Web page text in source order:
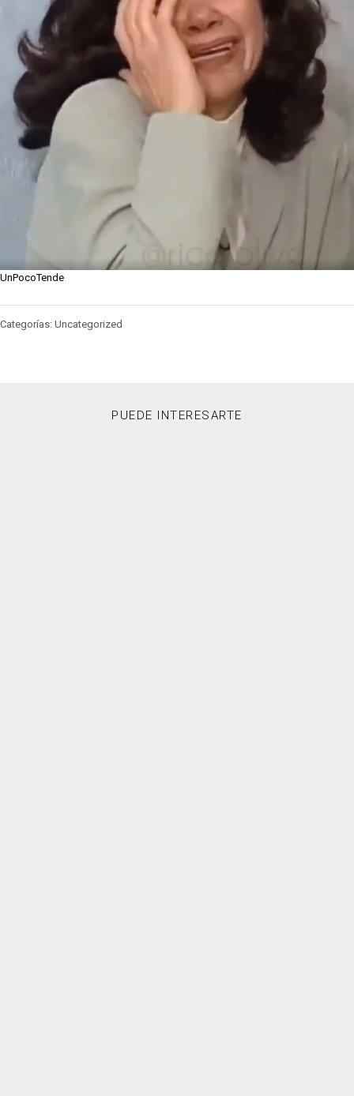
UnPocoTende
Categorías: Uncategorized
PUEDE INTERESARTE